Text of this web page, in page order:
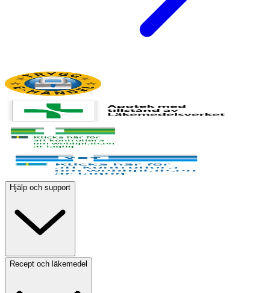
Hjälp och support
Recept och läkemedel